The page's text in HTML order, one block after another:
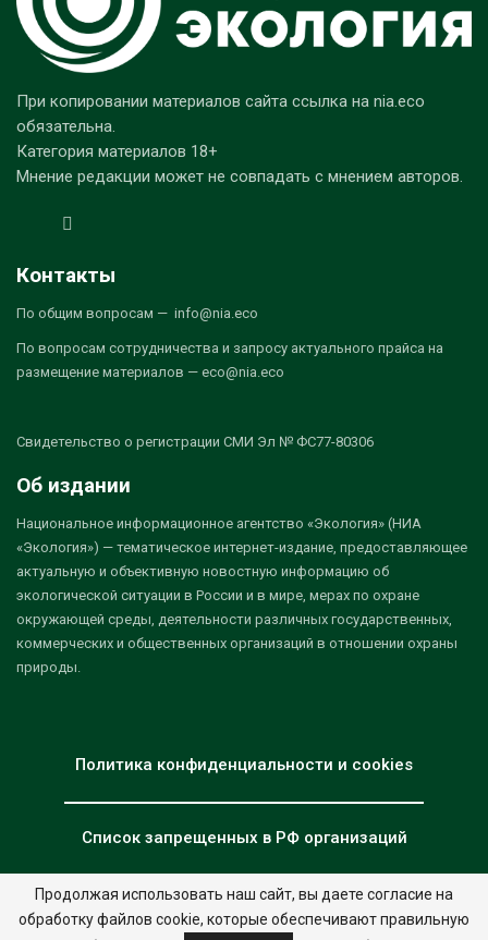
При копировании материалов сайта ссылка на nia.eco
обязательна.
Категория материалов 18+
Мнение редакции может не совпадать с мнением авторов.
Контакты
По общим вопросам — info@nia.eco
По вопросам сотрудничества и запросу актуального прайса на
размещение материалов — eco@nia.eco
Свидетельство о регистрации СМИ Эл № ФС77-80306
Об издании
Национальное информационное агентство «Экология» (НИА
«Экология») — тематическое интернет-издание, предоставляющее
актуальную и объективную новостную информацию об
экологической ситуации в России и в мире, мерах по охране
окружающей среды, деятельности различных государственных,
коммерческих и общественных организаций в отношении охраны
природы.
Политика конфиденциальности и cookies
Список запрещенных в РФ организаций
© 2026 - НИА "Экология". Все права защищены. Дизайн:nia.eco
Продолжая использовать наш сайт, вы даете согласие на
обработку файлов cookie, которые обеспечивают правильную